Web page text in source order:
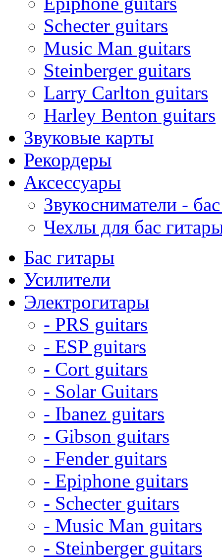
Schecter guitars
Music Man guitars
Steinberger guitars
Larry Carlton guitars
Harley Benton guitars
Звуковые карты
Рекордеры
Аксессуары
Звукосниматели -
Чехлы для бас
Бас гитары
Усилители
Электрогитары
- PRS guitars
- ESP guitars
- Cort guitars
- Solar Guitars
- Ibanez guitars
- Gibson guitars
- Fender guitars
- Epiphone guitars
- Schecter guitars
- Music Man guitars
- Steinberger guitars